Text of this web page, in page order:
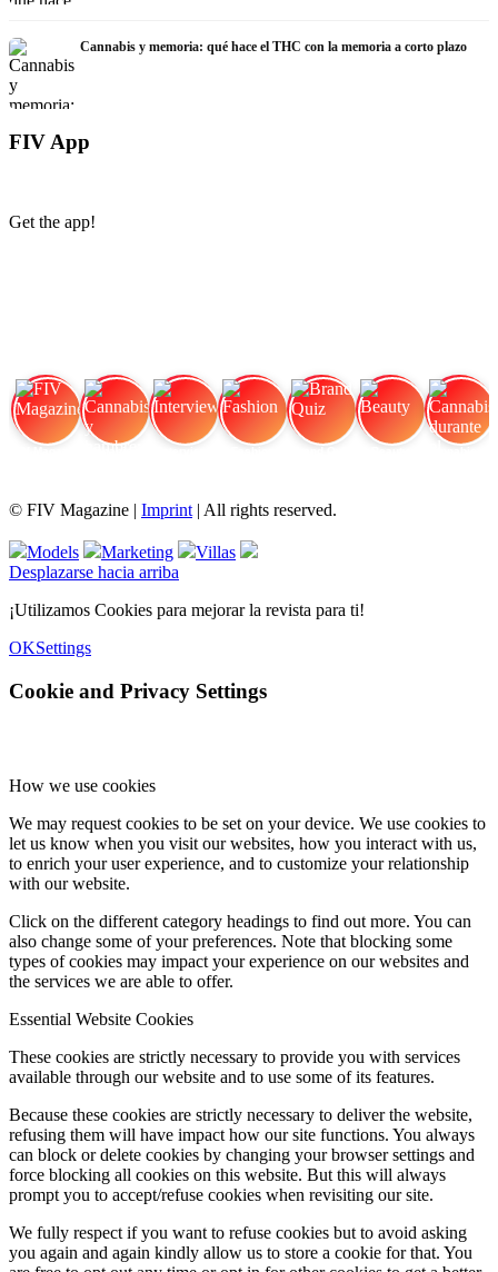
Cannabis y memoria: qué hace el THC con la memoria a corto plazo
FIV App
Get the app!
© FIV Magazine | Imprint | All rights reserved.
Models Marketing
Villas
Desplazarse hacia arriba
¡Utilizamos Cookies para mejorar la revista para ti!
OKSettings
Cookie and Privacy Settings
How we use cookies
We may request cookies to be set on your device. We use cookies to
let us know when you visit our websites, how you interact with us,
to enrich your user experience, and to customize your relationship
with our website.
Click on the different category headings to find out more. You can
also change some of your preferences. Note that blocking some
types of cookies may impact your experience on our websites and
the services we are able to offer.
Essential Website Cookies
These cookies are strictly necessary to provide you with services
available through our website and to use some of its features.
Because these cookies are strictly necessary to deliver the website,
refusing them will have impact how our site functions. You always
can block or delete cookies by changing your browser settings and
force blocking all cookies on this website. But this will always
prompt you to accept/refuse cookies when revisiting our site.
We fully respect if you want to refuse cookies but to avoid asking
you again and again kindly allow us to store a cookie for that. You